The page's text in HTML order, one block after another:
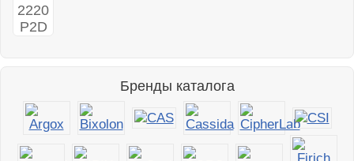
Бренды каталога